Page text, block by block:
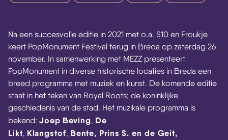
Na een succesvolle editie in 2021 met o.a. S10 en Froukje
keert PopMonument Festival terug in Breda op zaterdag 26
november. In samenwerking met MEZZ presenteert
PopMonument in diverse historische locaties in Breda een
breed programma met muziek en kunst. De komende editie
staat in het teken van Royal Roots; de koninklijke
geschiedenis van de stad. Het muzikale programma is
bekend: Joep Beving, De
Likt, Klangstof, Bente, Prins S. en de Geit,